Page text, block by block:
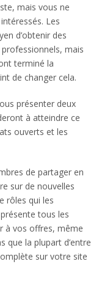
mais vous ne
Les
d’obtenir des
mais
terminé la
de changer cela.
présenter deux
à atteindre ce
ouverts et les
de partager en
sur de nouvelles
rôles qui les
tous les
à vos offres, même
que la plupart d’entre
sur votre site